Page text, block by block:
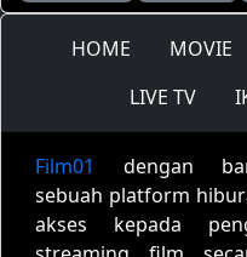
HOME MOVIE
LIVE TV
Film01
dengan
sebuah platform
akses kepada